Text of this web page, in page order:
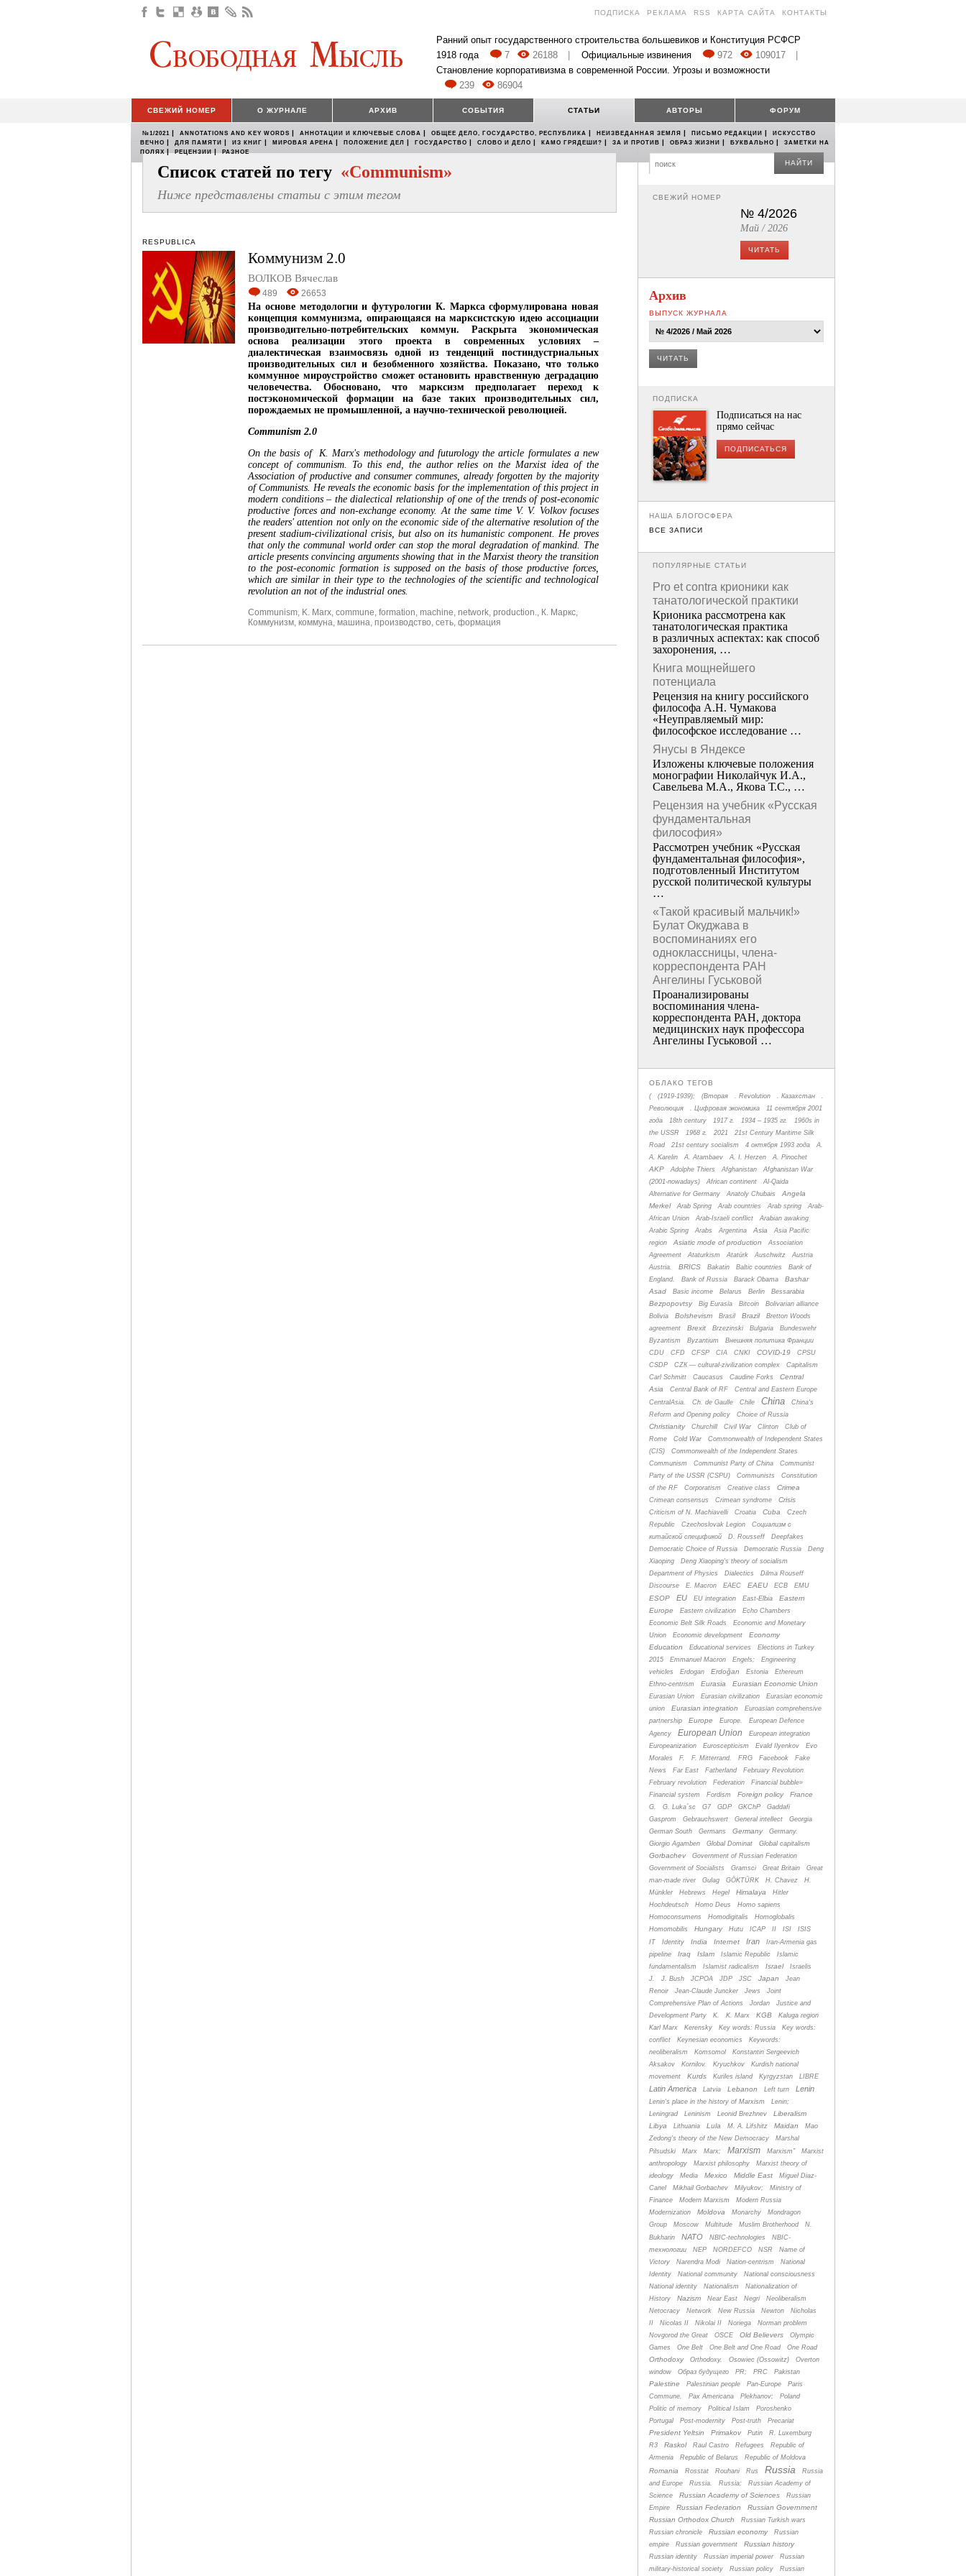
ПОДПИСКА РЕКЛАМА RSS КАРТА САЙТА КОНТАКТЫ
Ранний опыт государственного строительства большевиков и Конституция РСФСР
1918 года
7 26188 Официальные извинения 972 109017
Становление корпоративизма в современной России. Угрозы и возможности
239
86904
СВЕЖИЙ НОМЕР О ЖУРНАЛЕ АРХИВ СОБЫТИЯ СТАТЬИ АВТОРЫ ФОРУМ
№1/2021 | ANNOTATIONS AND KEY WORDS | АННОТАЦИИ И КЛЮЧЕВЫЕ СЛОВА | ОБЩЕЕ ДЕЛО, ГОСУДАРСТВО, РЕСПУБЛИКА | НЕИЗВЕДАННАЯ ЗЕМЛЯ | ПИСЬМО РЕДАКЦИИ |
ИСКУССТВО
ВЕЧНО | ДЛЯ ПАМЯТИ | ИЗ КНИГ | МИРОВАЯ АРЕНА | ПОЛОЖЕНИЕ ДЕЛ | ГОСУДАРСТВО | СЛОВО И ДЕЛО | КАМО ГРЯДЕШИ? | ЗА И ПРОТИВ | ОБРАЗ ЖИЗНИ | БУКВАЛЬНО |
ЗАМЕТКИ НА
ПОЛЯХ | РЕЦЕНЗИИ | РАЗНОЕ
Список статей по тегу «Communism»
Ниже представлены статьи с этим тегом
RESPUBLICA
Коммунизм 2.0
ВОЛКОВ Вячеслав
489 26653
На основе методологии и футурологии К. Маркса сформулирована новая
концепция коммунизма, опирающаяся на марксистскую идею ассоциации
производительно-потребительских коммун. Раскрыта экономическая
основа реализации этого проекта в современных условиях –
диалектическая взаимосвязь одной из тенденций постиндустриальных
производительных сил и безобменного хозяйства. Показано, что только
коммунное мироустройство сможет остановить нравственную деградацию
человечества. Обосновано, что марксизм предполагает переход к
постэкономической формации на базе таких производительных сил,
порождаемых не промышленной, а научно-технической революцией.
Communism 2.0
On the basis of K. Marx's methodology and futurology the article formulates a new
concept of communism. To this end, the author relies on the Marxist idea of the
Association of productive and consumer communes, already forgotten by the majority
of Communists. He reveals the economic basis for the implementation of this project in
modern conditions – the dialectical relationship of one of the trends of post-economic
productive forces and non-exchange economy. At the same time V. V. Volkov focuses
the readers' attention not only on the economic side of the alternative resolution of the
present stadium-civilizational crisis, but also on its humanistic component. He proves
that only the communal world order can stop the moral degradation of mankind. The
article presents convincing arguments showing that in the Marxist theory the transition
to the post-economic formation is supposed on the basis of those productive forces,
which are similar in their type to the technologies of the scientific and technological
revolution an not of the industrial ones.
Communism, K. Marx, commune, formation, machine, network, production., К. Маркс,
Коммунизм, коммуна, машина, производство, сеть, формация
НАЙТИ
СВЕЖИЙ НОМЕР
№ 4/2026
Май / 2026
ЧИТАТЬ
Архив
ВЫПУСК ЖУРНАЛА
ЧИТАТЬ
ПОДПИСКА
Подписаться на нас
прямо сейчас
ПОДПИСАТЬСЯ
НАША БЛОГОСФЕРА
ВСЕ ЗАПИСИ
ПОПУЛЯРНЫЕ СТАТЬИ
Pro et contra крионики как
танатологической практики
Крионика рассмотрена как
танатологическая практика
в различных аспектах: как способ
захоронения, …
Книга мощнейшего
потенциала
Рецензия на книгу российского
философа А.Н. Чумакова
«Неуправляемый мир:
философское исследование …
Янусы в Яндексе
Изложены ключевые положения
монографии Николайчук И.А.,
Савельева М.А., Якова Т.С., …
Рецензия на учебник «Русская
фундаментальная
философия»
Рассмотрен учебник «Русская
фундаментальная философия»,
подготовленный Институтом
русской политической культуры
…
«Такой красивый мальчик!»
Булат Окуджава в
воспоминаниях его
одноклассницы, члена-
корреспондента РАН
Ангелины Гуськовой
Проанализированы
воспоминания члена­
корреспондента РАН, доктора
медицинских наук профессора
Ангелины Гуськовой …
ОБЛАКО ТЕГОВ
( (1919-1939); (Вторая . Revolution . Казахстан
.
Революция
. Цифровая экономика
11 сентября 2001
года
18th century 1917 г. 1934 – 1935 гг.
1960s in
the USSR
1968 г. 2021
21st Century Maritime Silk
Road
21st century socialism 4 октября 1993 года
A.
A. Karelin
A. Atambaev A. I. Herzen A. Pinochet
AKP Adolphe Thiers Afghanistan
Afghanistan War
(2001-nowadays)
African continent
Al-Qaida
Alternative for Germany
Anatoly Chubais
Angela
Merkel
Arab Spring Arab countries Arab spring
Arab-
African Union
Arab-Israeli conflict
Arabian awaking
Arabic Spring
Arabs Argentina Asia
Asia Pacific
region
Asiatic mode of production
Association
Agreement
Ataturkism Atatürk Auschwitz
Austria
Austria.
BRICS Bakatin Baltic countries
Bank of
England.
Bank of Russia Barack Obama
Bashar
Asad
Basic income Belarus Berlin Bessarabia
Bezpopovtsy Big Eurasia Bitcoin
Bolivarian alliance
Bolivia
Bolshevism Brasil Brazil
Bretton Woods
agreement
Brexit Brzezinski Bulgaria
Bundeswehr
Byzantism
Byzantium
Bнешняя политика Франции
CDU
CFD CFSP CIA CNKI COVID-19
CPSU
CSDP
CZК — cultural-zivilization complex
Capitalism
Carl Schmitt
Caucasus Caudine Forks
Central
Asia
Central Bank of RF
Central and Eastern Europe
CentralAsia.
Ch. de Gaulle Chile China
China's
Reform and Opening policy
Choice of Russia
Christianity Churchill Civil War Clinton
Club of
Rome
Cold War
Commonwealth of Independent States
(CIS)
Commonwealth of the Independent States
Communism
Communist Party of China
Communist
Party of the USSR (CSPU)
Communists
Constitution
of the RF
Corporatism Creative class Crimea
Crimean consensus Crimean syndrome Crisis
Criticism of N. Machiavelli Croatia Cuba
Czech
Republic
Czechoslovak Legion
Cоциализм с
китайской спецификой
D. Rousseff
Deepfakes
Democratic Choice of Russia
Democratic Russia
Deng
Xiaoping
Deng Xiaoping's theory of socialism
Department of Physics
Dialectics
Dilma Rouseff
Discourse
E. Macron EAEC EAEU ECB EMU
ESOP EU EU integration East-Elbia
Eastern
Europe
Eastern civilization
Echo Chambers
Economic Belt Silk Roads
Economic and Monetary
Union
Economic development
Economy
Education
Educational services
Elections in Turkey
2015
Emmanuel Macron Engels;
Engineering
vehicles
Erdogan Erdoğan Estonia
Ethereum
Ethno-centrism
Eurasia Eurasian Economic Union
Eurasian Union Eurasian civilization
Eurasian economic
union
Eurasian integration
Euroasian comprehensive
partnership
Europe Europe.
European Defence
Agency
European Union
European integration
Europeanization
Euroscepticism Evald Ilyenkov
Evo
Morales
F. F. Mitterrand. FRG Facebook
Fake
News
Far East Fatherland
February Revolution
February revolution
Federation
Financial bubble»
Financial system
Fordism Foreign policy France
G. G. Luka´sc G7 GDP GKChP
Gaddafi
Gasprom
Gebrauchswert General intellect
Georgia
German South
Germans Germany
Germany.
Giorgio Agamben
Global Dominat Global capitalism
Gorbachev
Government of Russian Federation
Government of Socialists
Gramsci Great Britain
Great
man-made river
Gulag GÖKTÜRK H. Chavez
H.
Münkler
Hebrews Hegel Himalaya
Hitler
Hochdeutsch
Homo Deus
Homo sapiens
Homoconsumens
Homodigitalis
Homoglobalis
Homomobilis
Hungary Hutu ICAP II ISI
ISIS
IT
Identity India Internet Iran
Iran-Armenia gas
pipeline
Iraq Islam Islamic Republic
Islamic
fundamentalism
Islamist radicalism Israel
Israelis
J.
J. Bush JCPOA JDP JSC Japan
Jean
Renoir
Jean-Claude Juncker Jews
Joint
Comprehensive Plan of Actions
Jordan
Justice and
Development Party
K. K. Marx KGB
Kaluga region
Karl Marx
Kerensky Key words: Russia
Key words:
conflict
Keynesian economics
Keywords:
neoliberalism
Komsomol
Konstantin Sergeevich
Aksakov
Kornilov. Kryuchkov
Kurdish national
movement
Kurds Kuriles island Kyrgyzstan LIBRE
Latin America Latvia Lebanon Left turn Lenin
Lenin's place in the history of Marxism
Lenin;
Leningrad
Leninism Leonid Brezhnev
Liberalism
Libya
Lithuania Lula M. A. Lifshitz Maidan
Mao
Zedong's theory of the New Democracy
Marshal
Pilsudski
Marx Marx; Marxism Marxism”
Marxist
anthropology
Marxist philosophy
Marxist theory of
ideology
Media Mexico Middle East
Miguel Diaz-
Canel
Mikhail Gorbachev Milyukov;
Ministry of
Finance
Modern Marxism
Modern Russia
Modernization
Moldova Monarchy
Mondragon
Group
Moscow Multitude Muslim Brotherhood
N.
Bukharin
NATO NBIC-technologies
NBIC-
технологии
NEP NORDEFCO NSR
Name of
Victory
Narendra Modi Nation-centrism
National
Identity
National community
National consciousness
National identity
Nationalism
Nationalization of
History
Nazism Near East Negri
Neoliberalism
Netocracy
Network New Russia Newton
Nicholas
II
Nicolas II Nikolai II Noriega
Norman problem
Novgorod the Great
OSCE Old Believers
Olympic
Games
One Belt One Belt and One Road One Road
Orthodoxy Orthodoxy. Osowiec (Ossowitz)
Overton
window
Oбраз будущего PR; PRC Pakistan
Palestine Palestinian people Pan-Europe
Paris
Commune.
Pax Americana Plekhanov;
Poland
Politic of memory
Political Islam
Poroshenko
Portugal
Post-modernity Post-truth Precariat
President Yeltsin Primakov Putin
R. Luxemburg
R3
Raskol Raul Castro Refugees
Republic of
Armenia
Republic of Belarus Republic of Moldova
Romania Rosstat Rouhani Rus Russia
Russia
and Europe
Russia. Russia;
Russian Academy of
Science
Russian Academy of Sciences
Russian
Empire
Russian Federation
Russian Government
Russian Orthodox Church
Russian Turkish wars
Russian chronicle
Russian economy
Russian
empire
Russian government Russian history
Russian identity Russian imperial power
Russian
military-historical society
Russian policy Russian